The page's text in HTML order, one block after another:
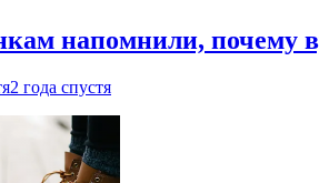
напомнили, почему
2 года спустя